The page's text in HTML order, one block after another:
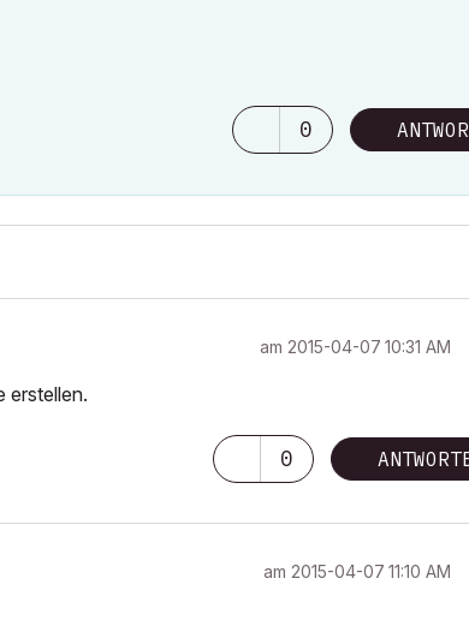
0
am ‎2015-04-07 10:31 AM
erstellen.
0
am ‎2015-04-07 11:10 AM